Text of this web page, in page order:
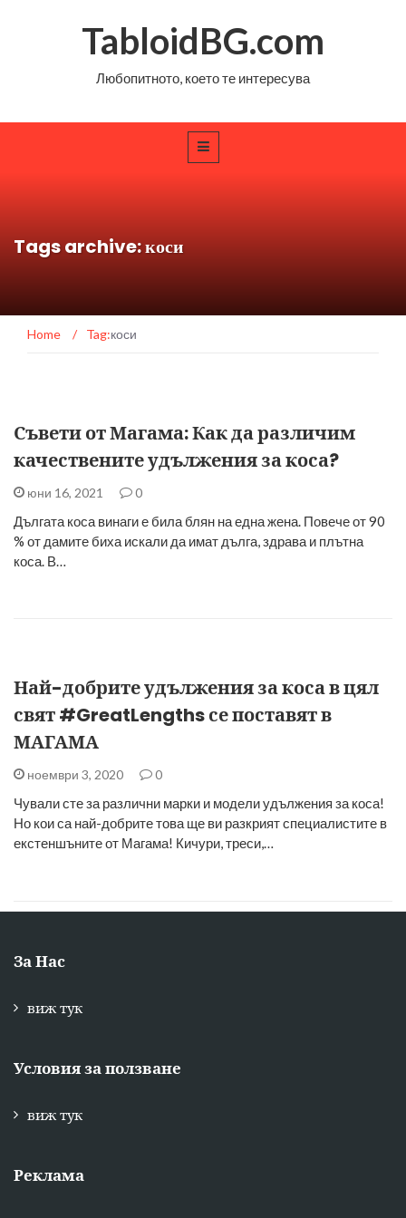
TabloidBG.com
Любопитното, което те интересува
Tags archive: коси
Home / Tag:коси
Съвети от Магама: Как да различим
качествените удължения за коса?
юни 16, 2021 0
Дългата коса винаги е била блян на една жена. Повече от 90
% от дамите биха искали да имат дълга, здрава и плътна
коса. В…
Най-добрите удължения за коса в цял
свят #GreatLengths се поставят в
МАГАМА
ноември 3, 2020 0
Чували сте за различни марки и модели удължения за коса!
Но кои са най-добрите това ще ви разкрият специалистите в
екстеншъните от Магама! Кичури, треси,…
За Нас
виж тук
Условия за ползване
виж тук
Реклама